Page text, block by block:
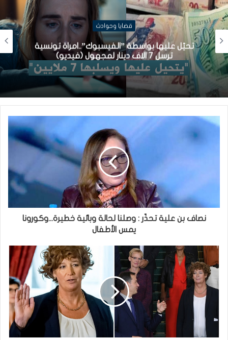
قضايا وحوادث
تحيّل عليها بواسطة ”الفيسبوك”..امراة تونسية
ترسل 7 الاف دينار لمجهول (فيديو)
نصاف بن علية تحذّر : وصلنا لحالة وبائية خطيرة...وكورونا
يمس الأطفال